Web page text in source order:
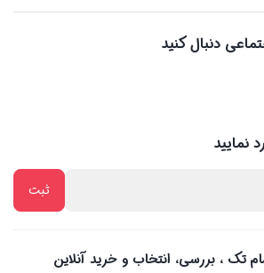
دنبال کنید
نمایید
تک ، بررسی، انتخاب و خرید آنلاین